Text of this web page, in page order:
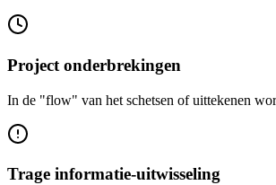
Project onderbrekingen
In de "flow" van het schetsen of uittekenen
Trage informatie-uitwisseling